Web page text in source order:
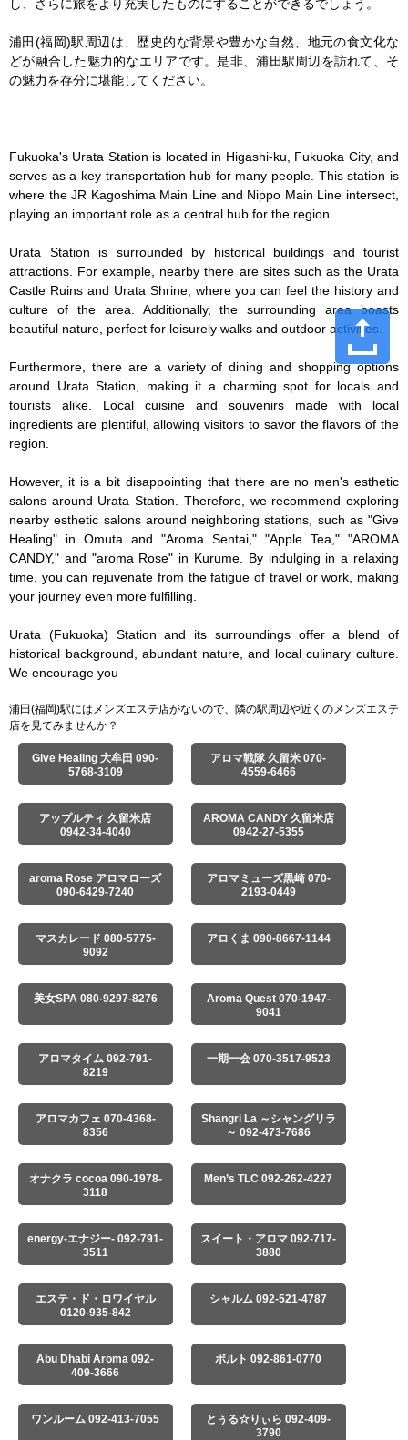
し、さらに旅をより充実したものにすることができるでしょう。
浦田(福岡)駅周辺は、歴史的な背景や豊かな自然、地元の食文化な
どが融合した魅力的なエリアです。是非、浦田駅周辺を訪れて、そ
の魅力を存分に堪能してください。
Fukuoka's Urata Station is located in Higashi-ku, Fukuoka City, and
serves as a key transportation hub for many people. This station is
where the JR Kagoshima Main Line and Nippo Main Line intersect,
playing an important role as a central hub for the region.
Urata Station is surrounded by historical buildings and tourist
attractions. For example, nearby there are sites such as the Urata
Castle Ruins and Urata Shrine, where you can feel the history and
culture of the area. Additionally, the surrounding area boasts
beautiful nature, perfect for leisurely walks and outdoor activities.
Furthermore, there are a variety of dining and shopping options
around Urata Station, making it a charming spot for locals and
tourists alike. Local cuisine and souvenirs made with local
ingredients are plentiful, allowing visitors to savor the flavors of the
region.
However, it is a bit disappointing that there are no men's esthetic
salons around Urata Station. Therefore, we recommend exploring
nearby esthetic salons around neighboring stations, such as "Give
Healing" in Omuta and "Aroma Sentai," "Apple Tea," "AROMA
CANDY," and "aroma Rose" in Kurume. By indulging in a relaxing
time, you can rejuvenate from the fatigue of travel or work, making
your journey even more fulfilling.
Urata (Fukuoka) Station and its surroundings offer a blend of
historical background, abundant nature, and local culinary culture.
We encourage you
浦田(福岡)駅にはメンズエステ店がないので、隣の駅周辺や近くのメンズエステ
店を見てみませんか？
Give Healing 大牟田 090-
5768-3109
アロマ戦隊 久留米 070-
4559-6466
アップルティ 久留米店
0942-34-4040
AROMA CANDY 久留米店
0942-27-5355
aroma Rose アロマローズ
090-6429-7240
アロマミューズ黒崎 070-
2193-0449
マスカレード 080-5775-
9092
アロくま 090-8667-1144
美女SPA 080-9297-8276
Aroma Quest 070-1947-
9041
アロマタイム 092-791-
8219
一期一会 070-3517-9523
アロマカフェ 070-4368-
8356
Shangri La ～シャングリラ
～ 092-473-7686
オナクラ cocoa 090-1978-
3118
Men’s TLC 092-262-4227
energy-エナジー- 092-791-
3511
スイート・アロマ 092-717-
3880
エステ・ド・ロワイヤル
0120-935-842
シャルム 092-521-4787
Abu Dhabi Aroma 092-
409-3666
ボルト 092-861-0770
ワンルーム 092-413-7055
とぅる☆りぃら 092-409-
3790